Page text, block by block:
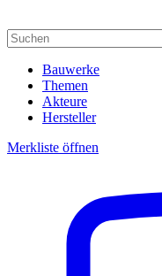
Bauwerke
Themen
Akteure
Hersteller
Merkliste öffnen